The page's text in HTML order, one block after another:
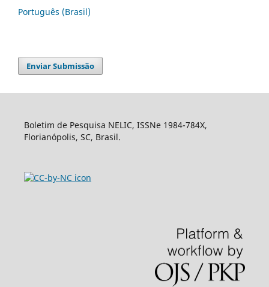
Português (Brasil)
Enviar Submissão
Boletim de Pesquisa NELIC, ISSNe 1984-784X,
Florianópolis, SC, Brasil.